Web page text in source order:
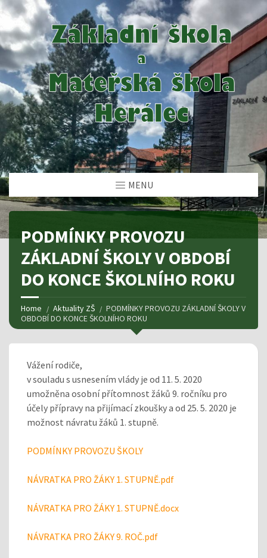
MENU
PODMÍNKY PROVOZU
ZÁKLADNÍ ŠKOLY V OBDOBÍ
DO KONCE ŠKOLNÍHO ROKU
Home Aktuality ZŠ
PODMÍNKY PROVOZU ZÁKLADNÍ ŠKOLY V
OBDOBÍ DO KONCE ŠKOLNÍHO ROKU
Vážení rodiče,
v souladu s usnesením vlády je od 11. 5. 2020
umožněna osobní přítomnost žáků 9. ročníku pro
účely přípravy na přijímací zkoušky a od 25. 5. 2020 je
možnost návratu žáků 1. stupně.
PODMÍNKY PROVOZU ŠKOLY
NÁVRATKA PRO ŽÁKY 1. STUPNĚ.pdf
NÁVRATKA PRO ŽÁKY 1. STUPNĚ.docx
NÁVRATKA PRO ŽÁKY 9. ROČ.pdf